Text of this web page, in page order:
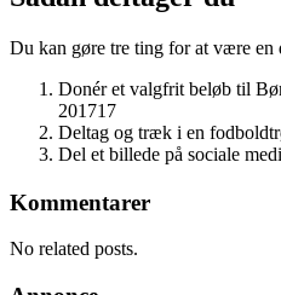
Du kan gøre tre ting for at være en
Donér et valgfrit beløb til
201717
Deltag og træk i en
Del et billede på sociale
Kommentarer
No related posts.